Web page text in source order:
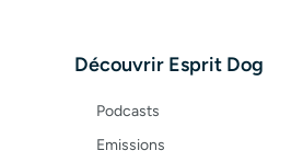
Découvrir Esprit Dog
Podcasts
Emissions